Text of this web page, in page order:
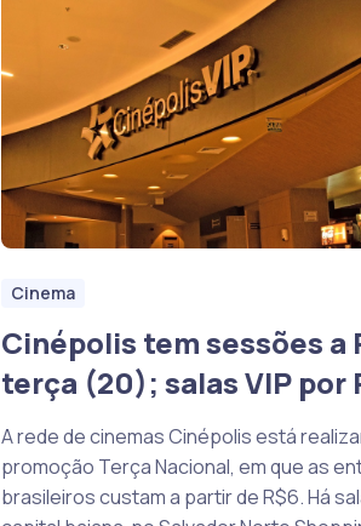
Cinema
Cinépolis tem sessões a
terça (20); salas VIP por
A rede de cinemas Cinépolis está
promoção Terça Nacional, em que as
brasileiros custam a partir de R$6. Há